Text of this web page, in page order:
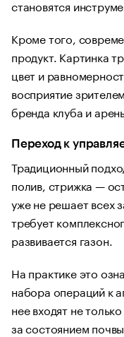
становятся
Кроме того,
продукт. Картинка
цвет и
восприятие
бренда клуба и
Переход к
Традиционный
полив, стрижка —
уже не решает всех
требует
развивается газон.
На практике это
набора операций к
нее входят не
за состоянием